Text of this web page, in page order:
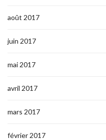
août 2017
juin 2017
mai 2017
avril 2017
mars 2017
février 2017